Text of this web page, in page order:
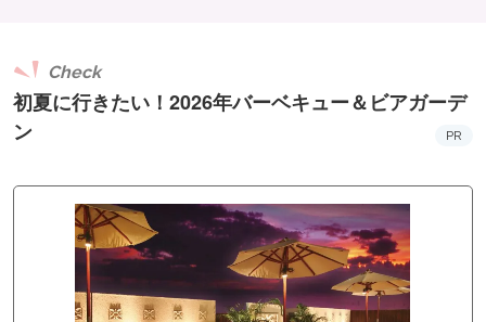
初夏に行きたい！2026年バーベキュー＆ビアガーデ
ン
Check
PR